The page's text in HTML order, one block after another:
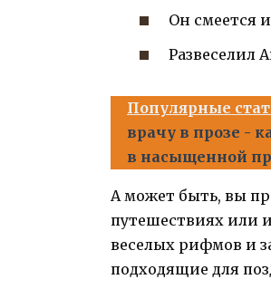
Он смеется
Развеселил
Популярные
врачу в прозе -
в насыщенной
А может быть, вы
путешествиях или
веселых рифмов и
подходящие для